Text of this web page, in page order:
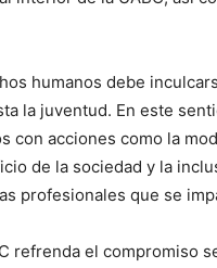
humanos debe
la juventud. En este
con acciones como la
de la sociedad y la
profesionales que se
refrenda el compromiso